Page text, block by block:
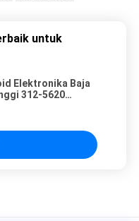
untuk
Elektronika Baja
312-5620